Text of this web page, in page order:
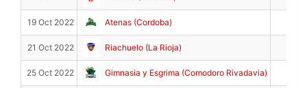
19 Oct 2022 Atenas (Cordoba)
21 Oct 2022 Riachuelo (La Rioja)
25 Oct 2022 Gimnasia y Esgrima (Comodoro Rivadavia)